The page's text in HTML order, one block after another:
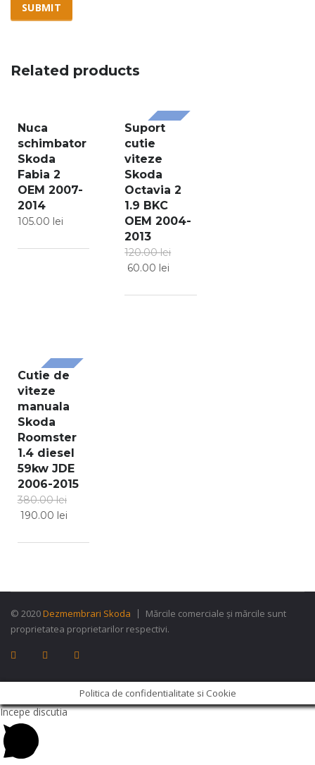
Related products
Nuca
schimbator
Skoda
Fabia 2
OEM 2007-
2014
105.00 lei
SALE!
Suport
cutie
viteze
Skoda
Octavia 2
1.9 BKC
OEM 2004-
2013
120.00lei
60.00 lei
SALE!
Cutie de
viteze
manuala
Skoda
Roomster
1.4 diesel
59kw JDE
2006-2015
380.00lei
190.00 lei
© 2020Dezmembrari Skoda
Mărcile comerciale și mărcile sunt
proprietatea proprietarilor respectivi.
Politica de confidentialitate si Cookie
Incepe discutia